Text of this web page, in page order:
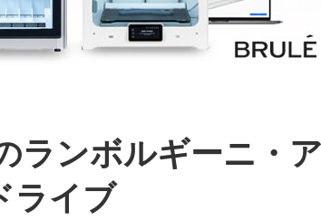
ランボルギーニ・
ライブ